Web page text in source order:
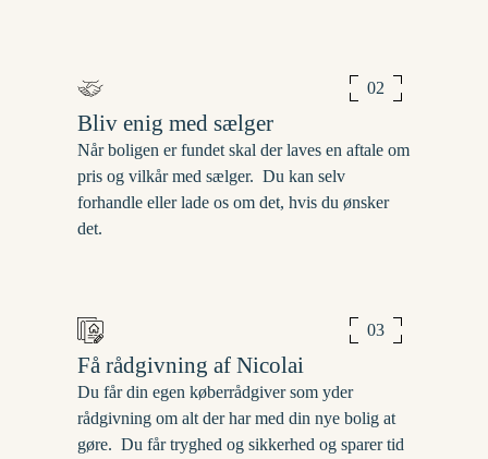
02
Bliv enig med sælger
Når boligen er fundet skal der laves en aftale om
pris og vilkår med sælger. ​ Du kan selv
forhandle eller lade os om det, hvis du ønsker
det.
03
Få rådgivning af Nicolai
Du får din egen køberrådgiver som yder
rådgivning om alt der har med din nye bolig at
gøre. ​ Du får tryghed og sikkerhed og sparer tid